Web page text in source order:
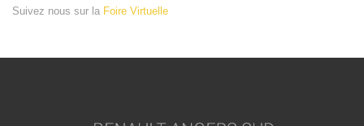
Suivez nous sur la Foire Virtuelle